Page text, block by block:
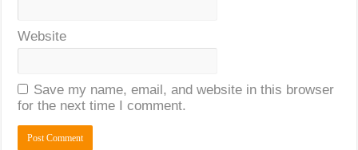
Website
Save my name, email, and website in this browser
for the next time I comment.